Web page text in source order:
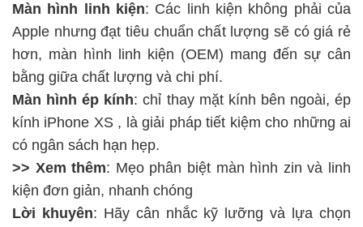
Màn hình linh kiện: Các linh kiện không phải của
Apple nhưng đạt tiêu chuẩn chất lượng sẽ có giá rẻ
hơn, màn hình linh kiện (OEM) mang đến sự cân
bằng giữa chất lượng và chi phí.
Màn hình ép kính: chỉ thay mặt kính bên ngoài,ép
kính iPhone XS , là giải pháp tiết kiệm cho những ai
có ngân sách hạn hẹp.
>> Xem thêm: Mẹo phân biệt màn hình zin và linh
kiện đơn giản, nhanh chóng
Lời khuyên: Hãy cân nhắc kỹ lưỡng và lựa chọn